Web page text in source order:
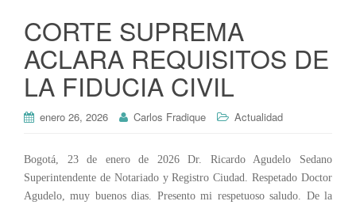
CORTE SUPREMA
ACLARA REQUISITOS DE
LA FIDUCIA CIVIL
enero 26, 2026 Carlos Fradique Actualidad
Bogotá, 23 de enero de 2026 Dr. Ricardo Agudelo Sedano
Superintendente de Notariado y Registro Ciudad. Respetado Doctor
Agudelo, muy buenos dias. Presento mi respetuoso saludo. De la